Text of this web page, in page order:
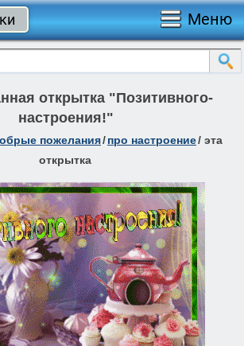
Меню
открытка "Позитивного-
настроения!"
пожелания/про настроение/ эта
открытка